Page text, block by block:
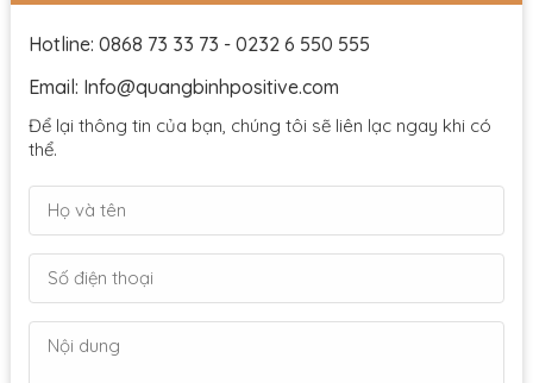
Hotline: 0868 73 33 73 - 0232 6 550 555
Email: Info@quangbinhpositive.com
Để lại thông tin của bạn, chúng tôi sẽ liên lạc ngay khi có
thể.